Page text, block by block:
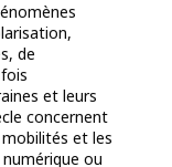
de
et leurs
concernent
et les
ou